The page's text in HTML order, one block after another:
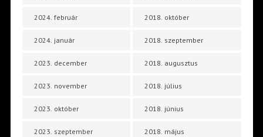
2024. február
2024. január
2023. december
2023. november
2023. október
2023. szeptember
2018. október
2018. szeptember
2018. augusztus
2018. július
2018. június
2018. május